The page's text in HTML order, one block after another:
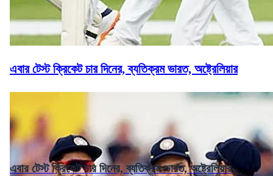
এবার টেস্ট ক্রিকেট চার দিনের, ব্যতিক্রম ভারত, অষ্ট্রেলিয়ার
এবার টেস্ট ক্রিকেট চার দিনের, ব্যতিক্রম ভারত, অষ্ট্রেলিয়ার